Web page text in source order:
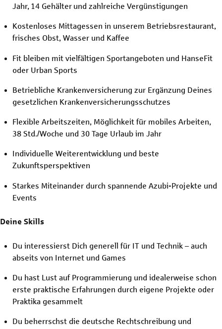
Jahr, 14 Gehälter und zahlreiche Vergünstigungen
Kostenloses Mittagessen in unserem Betriebsrestaurant,
frisches Obst, Wasser und Kaffee
Fit bleiben mit vielfältigen Sportangeboten und HanseFit
oder Urban Sports
Betriebliche Krankenversicherung zur Ergänzung Deines
gesetzlichen Krankenversicherungsschutzes
Flexible Arbeitszeiten, Möglichkeit für mobiles Arbeiten,
38 Std./Woche und 30 Tage Urlaub im Jahr
Individuelle Weiterentwicklung und beste
Zukunftsperspektiven
Starkes Miteinander durch spannende Azubi-Projekte und
Events
Deine Skills
Du interessierst Dich generell für IT und Technik – auch
abseits von Internet und Games
Du hast Lust auf Programmierung und idealerweise schon
erste praktische Erfahrungen durch eigene Projekte oder
Praktika gesammelt
Du beherrschst die deutsche Rechtschreibung und